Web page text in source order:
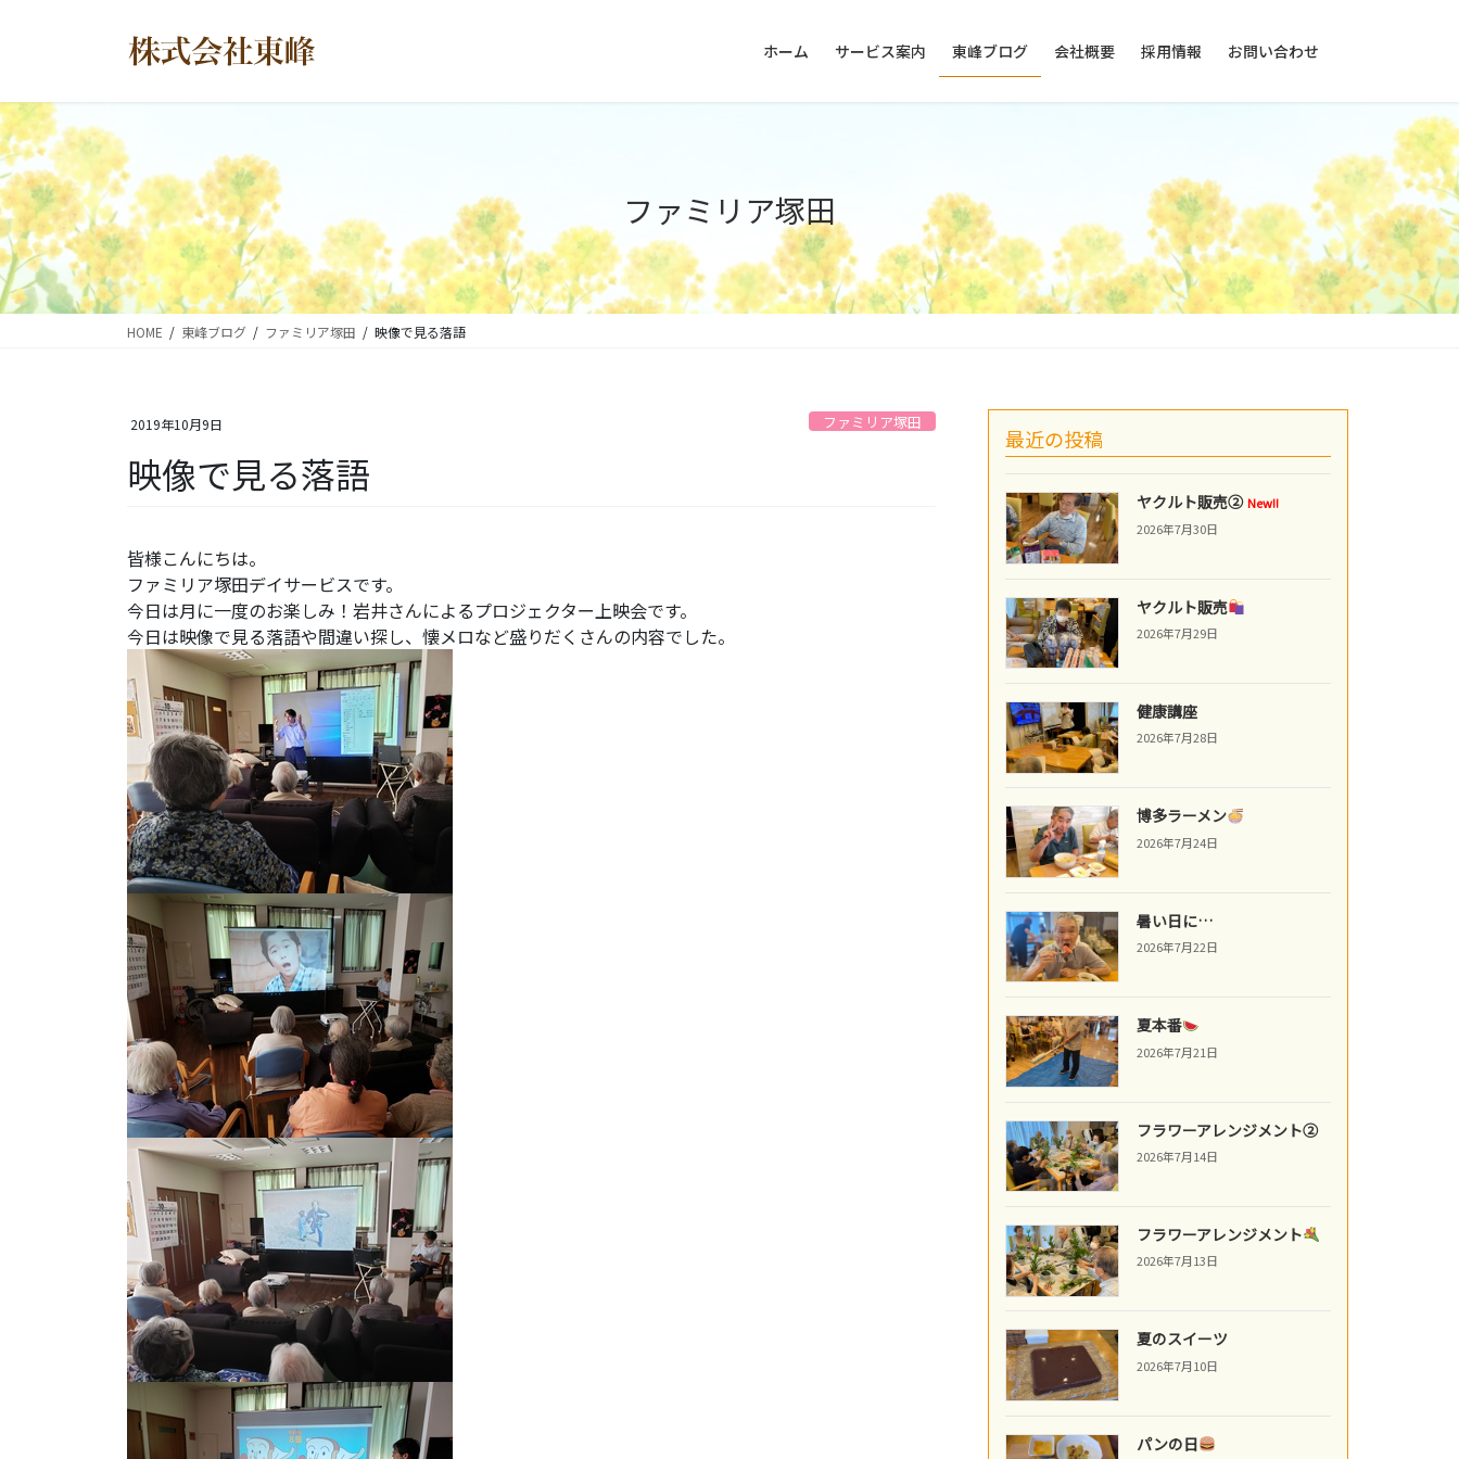
ツ
に
移
動
シ
ョ
ン
に
移
動
ホーム サービス案内 東峰ブログ 会社概要 採用情報 お問い合わせ
ファミリア塚田
HOME 東峰ブログ ファミリア塚田 映像で見る落語
2019年10月9日 ファミリア塚田
映像で見る落語
皆様こんにちは。
ファミリア塚田デイサービスです。
今日は月に一度のお楽しみ！岩井さんによるプロジェクター上映会です。
今日は映像で見る落語や間違い探し、懐メロなど盛りだくさんの内容でした。
最近の投稿
ヤクルト販売② New!!
2026年7月30日
ヤクルト販売
2026年7月29日
健康講座
2026年7月28日
博多ラーメン
2026年7月24日
暑い日に…
2026年7月22日
夏本番
2026年7月21日
フラワーアレンジメント②
2026年7月14日
フラワーアレンジメント
2026年7月13日
夏のスイーツ
2026年7月10日
パンの日